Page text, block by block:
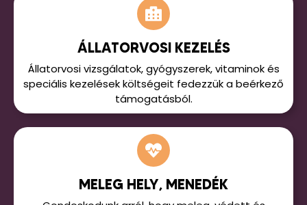
ÁLLATORVOSI KEZELÉS
Állatorvosi vizsgálatok, gyógyszerek, vitaminok és
speciális kezelések költségeit fedezzük a beérkező
támogatásból.
MELEG HELY, MENEDÉK